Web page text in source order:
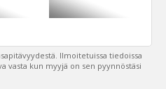
Ilmoitetuissa tiedoissa
vasta kun myyjä on sen pyynnöstäsi